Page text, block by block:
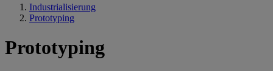
Industrialisierung
Prototyping
Prototyping